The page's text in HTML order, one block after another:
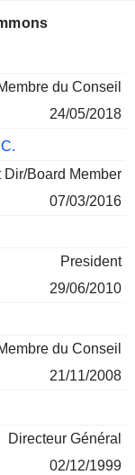
du Conseil
24/05/2018
Dir/Board Member
07/03/2016
President
29/06/2010
du Conseil
21/11/2008
Directeur Général
02/12/1999